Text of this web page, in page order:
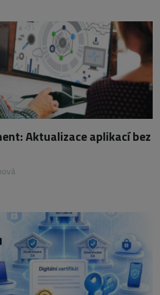
Aktualizace aplikací bez